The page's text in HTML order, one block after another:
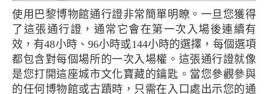
使用巴黎博物館通行證非常簡單明瞭。一旦您獲得
了這張通行證，通常它會在第一次入場後連續有
效，有48小時、96小時或144小時的選擇，每個選項
都包含對每個場所的一次入場權。這張通行證就像
是您打開這座城市文化寶藏的鑰匙。當您參觀參與
的任何博物館或古蹟時，只需在入口處出示您的通